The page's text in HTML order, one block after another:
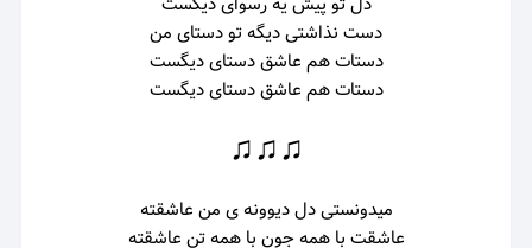
دست نذاشتی دیگه تو دستای من
دستات هم عاشق دستای دیگست
دستات هم عاشق دستای دیگست
♫♫♫
میدونستی دل دیوونه ی من عاشقته
عاشقت با همه جون با همه تن عاشقته